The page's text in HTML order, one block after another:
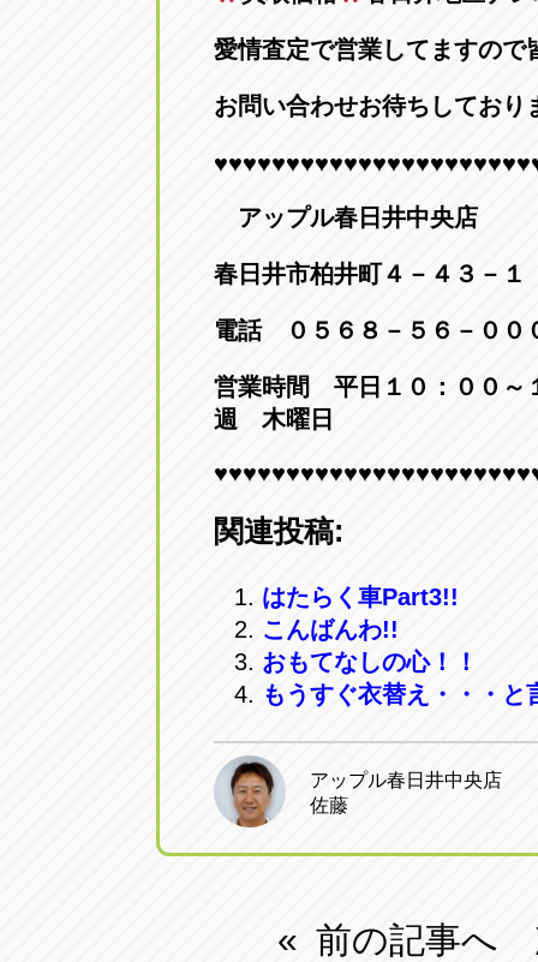
愛情査定で営業してますので
お問い合わせお待ちしており
アップル春日井中央店
春日井市柏井町４－４３－１
電話 ０５６８－５６－００
営業時間 平日１０：００
週 木曜日
関連投稿:
はたらく車Part3!!
こんばんわ!!
おもてなしの心！！
もうすぐ衣替え・・・と
アップル春日井中央店
佐藤
« 前の記事へ